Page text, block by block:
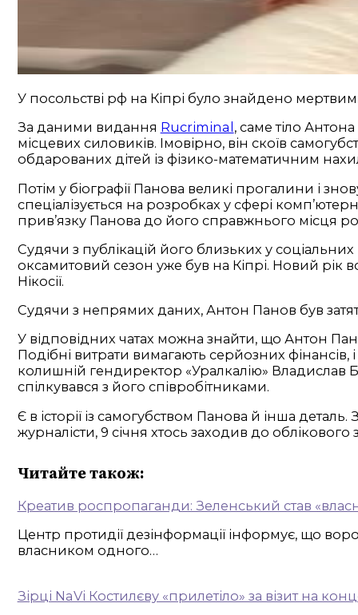
У посольстві рф на Кіпрі було знайдено
За даними видання Rucriminal , саме тіло
місцевих силовиків. Імовірно, він скоїв
обдарованих дітей із фізико-математичним
Потім у біографії Панова великі прогалини і
спеціалізується на розробках у сфері
прив’язку Панова до його справжнього місця
Судячи з публікацій його близьких у
оксамитовий сезон уже був на Кіпрі. Новий рік
Нікосії.
Судячи з непрямих даних, Антон Панов був
У відповідних чатах можна знайти, що Антон
Подібні витрати вимагають серйозних
колишній гендиректор «Уралкалію» Владислав
спілкувався з його співробітниками.
Є в історії із самогубством Панова й інша
журналісти, 9 січня хтось заходив до
Читайте також:
Креатив роспропаганди: Зеленський став
Центр протидії дезінформації інформує, що
власником одного…
Зірці NaVi Костилєву «прилетіло» за візит на